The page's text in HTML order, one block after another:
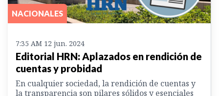
NACIONALES
7:35 AM 12 jun. 2024
Editorial HRN: Aplazados en rendición de
cuentas y probidad
En cualquier sociedad, la rendición de cuentas y
la transparencia son pilares sólidos y esenciales